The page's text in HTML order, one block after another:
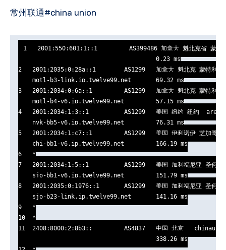
常州联通#china union
1   2001:550:601:1::1         AS399486 加拿大 魁北克省 蒙
                                       0.23 ms
2   2001:2035:0:28a::1        AS1299   加拿大 魁北克 蒙特利
    motl-b3-link.ip.twelve99.net       69.32 ms
3   2001:2034:0:6a::1         AS1299   加拿大 魁北克 蒙特利
    motl-b4-v6.ip.twelve99.net         57.15 ms
4   2001:2034:1:3::1          AS1299   美国 纽约 纽约
    nyk-bb5-v6.ip.twelve99.net         76.31 ms
5   2001:2034:1:c7::1         AS1299   美国 伊利诺伊 芝加哥
    chi-bb1-v6.ip.twelve99.net         166.19 ms
6   *
7   2001:2034:1:5::1          AS1299   美国 加利福尼亚 圣何
    sjo-bb1-v6.ip.twelve99.net         151.79 ms
8   2001:2035:0:1976::1       AS1299   美国 加利福尼亚 圣何
    sjo-b23-link.ip.twelve99.net       141.16 ms
9   *
10  *
11  2408:8000:2:8b3::         AS4837   中国 北京
                                       338.26 ms